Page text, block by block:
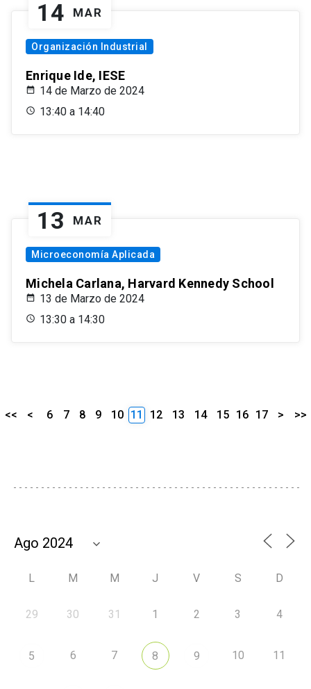
14 MAR
Organización Industrial
Enrique Ide, IESE
14 de Marzo de 2024
13:40 a 14:40
13 MAR
Microeconomía Aplicada
Michela Carlana, Harvard Kennedy School
13 de Marzo de 2024
13:30 a 14:30
<< < 6 7 8 9 10 11 12 13 14 15 16 17 > >>
L M M J V S D
29 30 31 1 2 3 4
5 6 7 8 9 10 11